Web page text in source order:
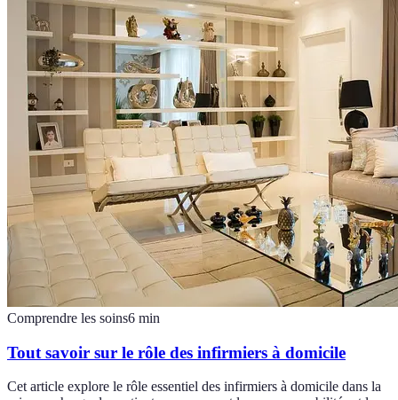
Comprendre les soins6 min
Tout savoir sur le rôle des infirmiers à domicile
Cet article explore le rôle essentiel des infirmiers à domicile dans la